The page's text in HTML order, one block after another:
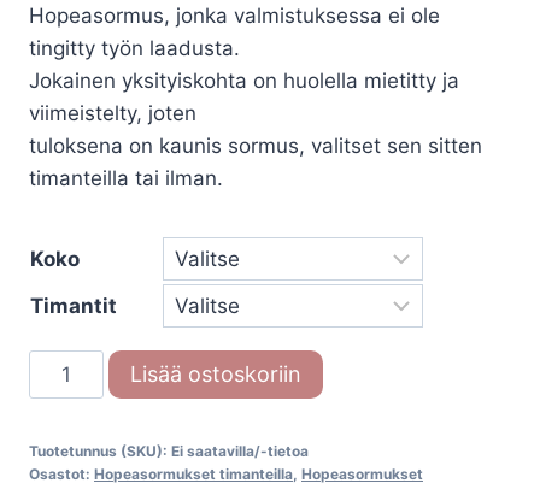
-
319,00€
Hopeasormus, jonka valmistuksessa ei ole
tingitty työn laadusta.
Jokainen yksityiskohta on huolella mietitty ja
viimeistelty, joten
tuloksena on kaunis sormus, valitset sen sitten
timanteilla tai ilman.
Koko
Timantit
Silver
Dreams
määrä
Lisää ostoskoriin
Tuotetunnus (SKU): Ei saatavilla/-tietoa
Osastot: Hopeasormukset timanteilla Hopeasormukset